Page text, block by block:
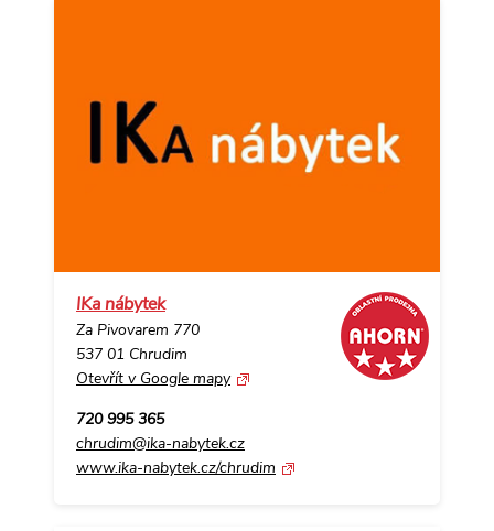
IKa nábytek
Za Pivovarem 770
537 01 Chrudim
Otevřít v Google mapy
720 995 365
chrudim@ika-nabytek.cz
www.ika-nabytek.cz/chrudim